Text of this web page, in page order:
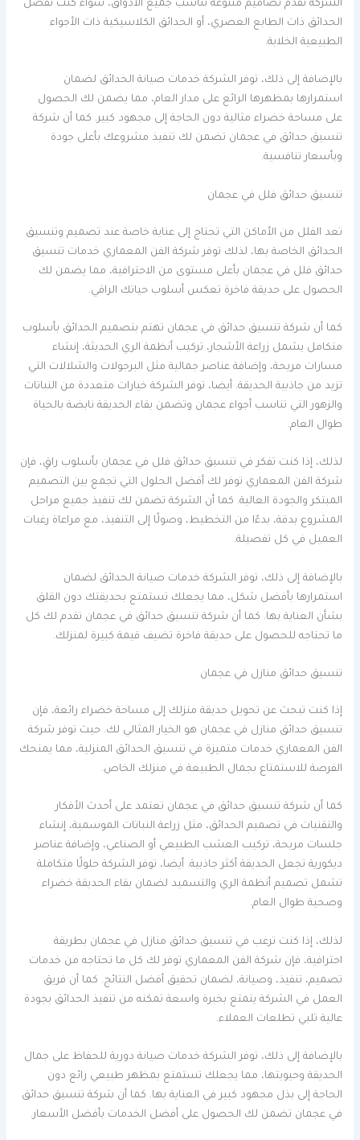
الشركة تقدم تصاميم متنوعة تناسب جميع الأذواق، سواء كنت تفضل
الحدائق ذات الطابع العصري، أو الحدائق الكلاسيكية ذات الأجواء
الطبيعية الخلابة.
بالإضافة إلى ذلك، توفر الشركة خدمات صيانة الحدائق لضمان
استمرارها بمظهرها الرائع على مدار العام، مما يضمن لك الحصول
على مساحة خضراء مثالية دون الحاجة إلى مجهود كبير. كما أن شركة
تنسيق حدائق في عجمان تضمن لك تنفيذ مشروعك بأعلى جودة
وبأسعار تنافسية.
تنسيق حدائق فلل في عجمان
تعد الفلل من الأماكن التي تحتاج إلى عناية خاصة عند تصميم وتنسيق
الحدائق الخاصة بها، لذلك توفر شركة الفن المعماري خدمات تنسيق
حدائق فلل في عجمان بأعلى مستوى من الاحترافية، مما يضمن لك
الحصول على حديقة فاخرة تعكس أسلوب حياتك الراقي.
كما أن شركة تنسيق حدائق في عجمان تهتم بتصميم الحدائق بأسلوب
متكامل يشمل زراعة الأشجار، تركيب أنظمة الري الحديثة، إنشاء
مسارات مريحة، وإضافة عناصر جمالية مثل البرجولات والشلالات التي
تزيد من جاذبية الحديقة. أيضا، توفر الشركة خيارات متعددة من النباتات
والزهور التي تناسب أجواء عجمان وتضمن بقاء الحديقة نابضة بالحياة
طوال العام.
لذلك، إذا كنت تفكر في تنسيق حدائق فلل في عجمان بأسلوب راقٍ، فإن
شركة الفن المعماري توفر لك أفضل الحلول التي تجمع بين التصميم
المبتكر والجودة العالية. كما أن الشركة تضمن لك تنفيذ جميع مراحل
المشروع بدقة، بدءًا من التخطيط، وصولًا إلى التنفيذ، مع مراعاة رغبات
العميل في كل تفصيلة.
بالإضافة إلى ذلك، توفر الشركة خدمات صيانة الحدائق لضمان
استمرارها بأفضل شكل، مما يجعلك تستمتع بحديقتك دون القلق
بشأن العناية بها. كما أن شركة تنسيق حدائق في عجمان تقدم لك كل
ما تحتاجه للحصول على حديقة فاخرة تضيف قيمة كبيرة لمنزلك.
تنسيق حدائق منازل في عجمان
إذا كنت تبحث عن تحويل حديقة منزلك إلى مساحة خضراء رائعة، فإن
تنسيق حدائق منازل في عجمان هو الخيار المثالي لك. حيث توفر شركة
الفن المعماري خدمات متميزة في تنسيق الحدائق المنزلية، مما يمنحك
الفرصة للاستمتاع بجمال الطبيعة في منزلك الخاص.
كما أن شركة تنسيق حدائق في عجمان تعتمد على أحدث الأفكار
والتقنيات في تصميم الحدائق، مثل زراعة النباتات الموسمية، إنشاء
جلسات مريحة، تركيب العشب الطبيعي أو الصناعي، وإضافة عناصر
ديكورية تجعل الحديقة أكثر جاذبية. أيضا، توفر الشركة حلولًا متكاملة
تشمل تصميم أنظمة الري والتسميد لضمان بقاء الحديقة خضراء
وصحية طوال العام.
لذلك، إذا كنت ترغب في تنسيق حدائق منازل في عجمان بطريقة
احترافية، فإن شركة الفن المعماري توفر لك كل ما تحتاجه من خدمات
تصميم، تنفيذ، وصيانة، لضمان تحقيق أفضل النتائج. كما أن فريق
العمل في الشركة يتمتع بخبرة واسعة تمكنه من تنفيذ الحدائق بجودة
عالية تلبي تطلعات العملاء.
بالإضافة إلى ذلك، توفر الشركة خدمات صيانة دورية للحفاظ على جمال
الحديقة وحيويتها، مما يجعلك تستمتع بمظهر طبيعي رائع دون
الحاجة إلى بذل مجهود كبير في العناية بها. كما أن شركة تنسيق حدائق
في عجمان تضمن لك الحصول على أفضل الخدمات بأفضل الأسعار.